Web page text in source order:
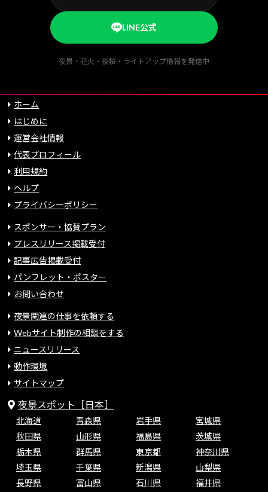
LINE公式
夜景・花火・夜桜・ライトアップ情報を発信中
ホーム
はじめに
運営会社情報
代表プロフィール
利用規約
ヘルプ
プライバシーポリシー
スポンサー・協賛プラン
プレスリリース掲載受付
記事広告掲載受付
パンフレット・ポスター
お問い合わせ
夜景関連の仕事を依頼する
Webサイト制作の相談をする
ニュースリリース
動作環境
サイトマップ
夜景スポット［日本］
北海道 青森県 岩手県
宮城県
秋田県
山形県 福島県
茨城県
栃木県
群馬県 東京都
神奈川県
埼玉県
千葉県 新潟県
山梨県
長野県
富山県 石川県
福井県